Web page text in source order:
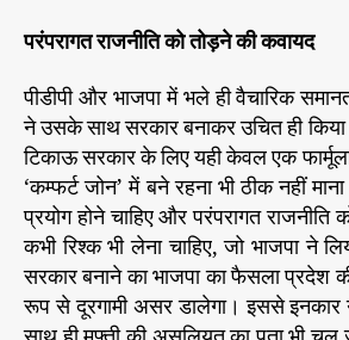
परंपरागत राजनीति को तोड़ने की कवायद
पीडीपी और भाजपा में भले ही वैचारिक
ने उसके साथ सरकार बनाकर उचित ही
टिकाऊ सरकार के लिए यही केवल एक
‘कम्फर्ट जोन’ में बने रहना भी ठीक नहीं
प्रयोग होने चाहिए और परंपरागत
कभी रिश्क भी लेना चाहिए, जो भाजपा ने
सरकार बनाने का भाजपा का फैसला प्रदेश
रूप से दूरगामी असर डालेगा। इससे इनकार